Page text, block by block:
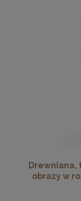
Drewniana,
obrazy w